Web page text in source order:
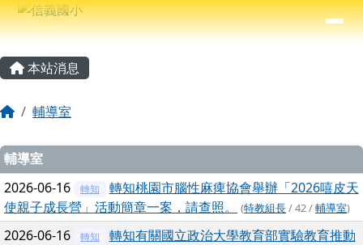
跳至主內容區
信義國小
⏸
導覽列
主內容區域
本站消息
回首頁輔導室
文章列表
輔導室
2026-06-16 轉知
轉知桃園市腦性麻痺協會舉辦「2026嘻皮天
使親子成長營」活動簡章一案，請查照。
(特教組長/ 42 /輔導室)
2026-06-16 轉知
轉知有關國立政治大學教育部實驗教育推動
頁尾區域